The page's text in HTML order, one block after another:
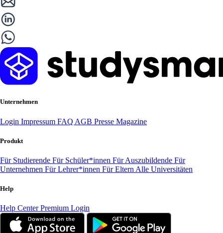
Unternehmen
Login Impressum FAQ AGB Presse Magazine
Produkt
Für Studierende Für Schüler*innen Für Auszubildende Für
Unternehmen Für Lehrer*innen Für Eltern Alle Universitäten
Help
Help CenterPremium Login